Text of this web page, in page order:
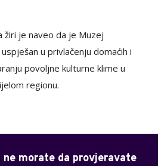
žiri je naveo da je Muzej
u privlačenju domaćih i
povoljne kulturne klime u
regionu.
morate da provjeravate